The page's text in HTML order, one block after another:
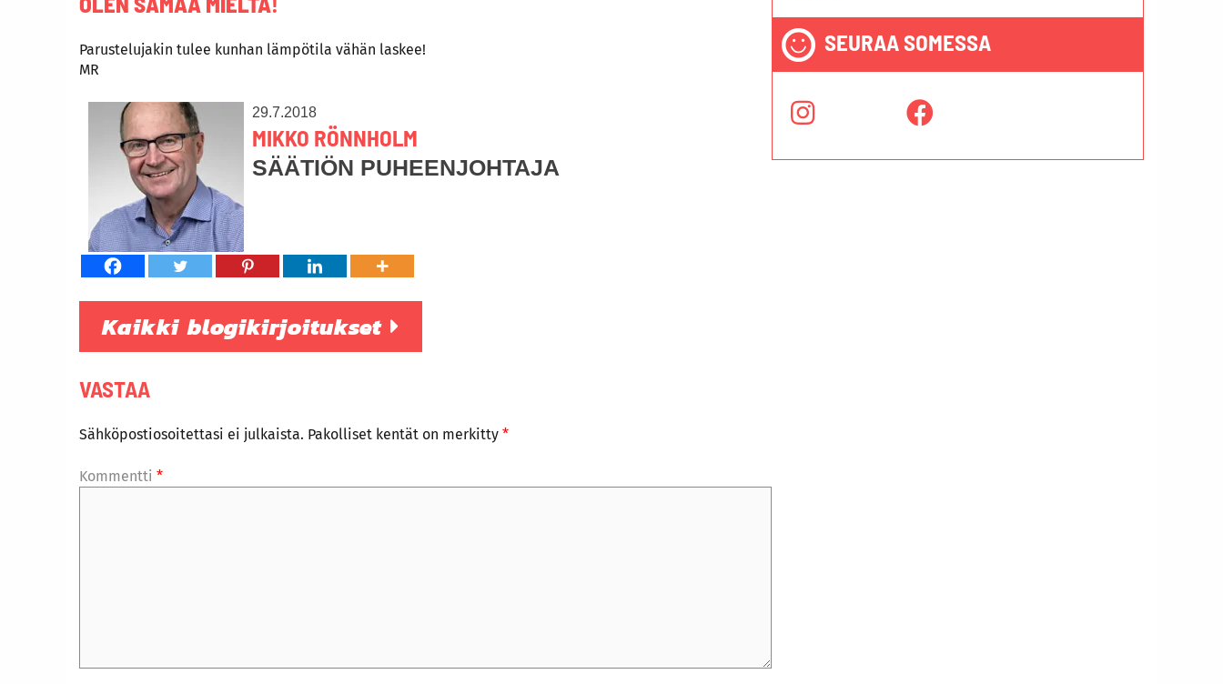
Parustelujakin tulee kunhan lämpötila vähän laskee!
MR
29.7.2018
MIKKO RÖNNHOLM
SÄÄTIÖN PUHEENJOHTAJA
Kaikki blogikirjoitukset
VASTAA
Sähköpostiosoitettasi ei julkaista. Pakolliset kentät on merkitty *
Kommentti *
SEURAA SOMESSA